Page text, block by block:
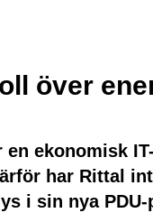
över
ekonomisk
har Rittal
i sin nya